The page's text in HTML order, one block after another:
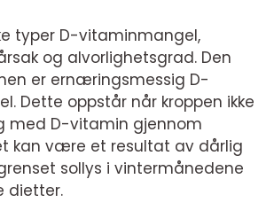
typer D-vitaminmangel,
og alvorlighetsgrad. Den
er ernæringsmessig D-
Dette oppstår når kroppen ikke
med D-vitamin gjennom
kan være et resultat av dårlig
sollys i vintermånedene
dietter.